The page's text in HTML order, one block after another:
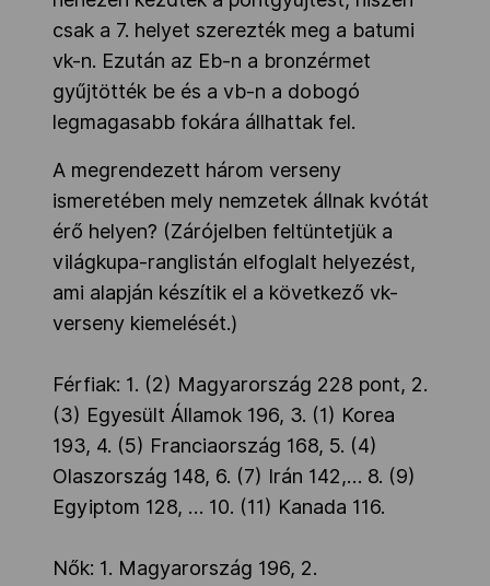
csak a 7. helyet szerezték meg a batumi
vk-n. Ezután az Eb-n a bronzérmet
gyűjtötték be és a vb-n a dobogó
legmagasabb fokára állhattak fel.
A megrendezett három verseny
ismeretében mely nemzetek állnak kvótát
érő helyen? (Zárójelben feltüntetjük a
világkupa-ranglistán elfoglalt helyezést,
ami alapján készítik el a következő vk-
verseny kiemelését.)
Férfiak: 1. (2) Magyarország 228 pont, 2.
(3) Egyesült Államok 196, 3. (1) Korea
193, 4. (5) Franciaország 168, 5. (4)
Olaszország 148, 6. (7) Irán 142,… 8. (9)
Egyiptom 128, … 10. (11) Kanada 116.
Nők: 1. Magyarország 196, 2.